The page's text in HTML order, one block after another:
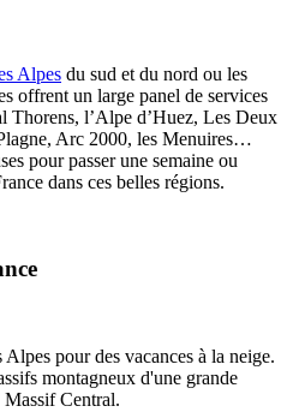
Alpes du sud et du nord ou les
offrent un large panel de services
Thorens, l’Alpe d’Huez, Les Deux
Arc 2000, les Menuires…
pour passer une semaine ou
dans ces belles régions.
pour des vacances à la neige.
montagneux d'une grande
Massif Central.